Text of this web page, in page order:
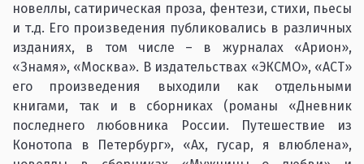
новеллы, сатирическая проза, фентези, стихи, пьесы
и т.д. Его произведения публиковались в различных
изданиях, в том числе – в журналах «Арион»,
«Знамя», «Москва». В издательствах «ЭКСМО», «АСТ»
его произведения выходили как отдельными
книгами, так и в сборниках (романы «Дневник
последнего любовника России. Путешествие из
Конотопа в Петербург», «Ах, гусар, я влюблена»,